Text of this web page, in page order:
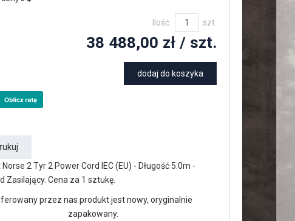
Ilość: szt.
38 488,00 zł/ szt.
dodaj do koszyka
2 Tyr 2 Power Cord IEC (EU) - Długość 5.0m -
Zasilający. Cena za 1 sztukę.
przez nas produkt jest nowy, oryginalnie
zapakowany.